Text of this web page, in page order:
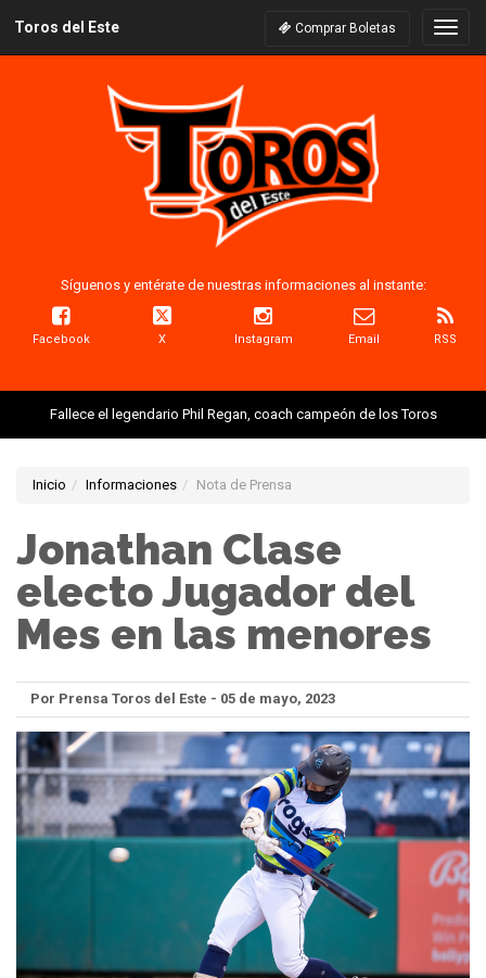
Toros del Este Comprar Boletas
Síguenos y entérate de nuestras informaciones al instante:
Facebook X Instagram Email RSS
Fallece el legendario Phil Regan, coach campeón de los Toros
Inicio Informaciones Nota de Prensa
Jonathan Clase
electo Jugador del
Mes en las menores
Por Prensa Toros del Este - 05 de mayo, 2023